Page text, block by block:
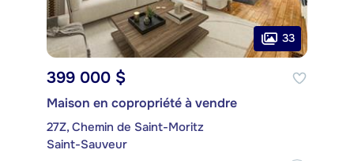
33
399 000 $
Maison en copropriété à vendre
27Z, Chemin de Saint-Moritz
Saint-Sauveur